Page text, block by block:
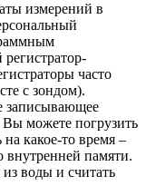
измерений в
часто
с зондом).
записывающее
Вы можете погрузить
какое-то время –
внутренней памяти.
воды и считать